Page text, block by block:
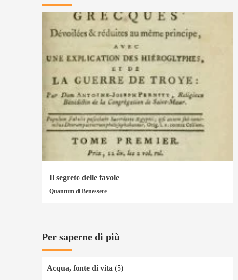
Il segreto delle favole
Quantum di Benessere
Per saperne di più
Acqua, fonte di vita(5)